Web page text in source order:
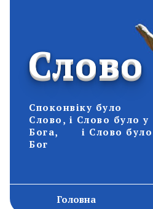
Слово
Споконвіку було
Слово, і Слово було у
Бога, і Слово було
Бог
Головна